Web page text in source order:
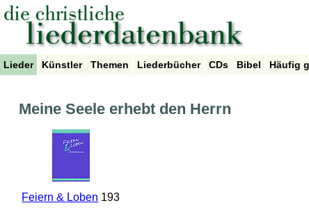
Lieder Künstler Themen Liederbücher CDs Bibel Häufig
Meine Seele erhebt den Herrn
Feiern & Loben 193